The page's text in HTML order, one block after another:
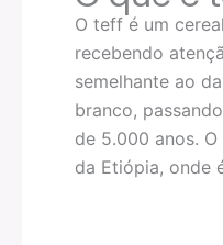
O teff é um
recebendo
semelhante ao
branco,
de 5.000 anos.
da Etiópia, onde